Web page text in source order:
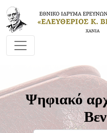
Ψηφιακό